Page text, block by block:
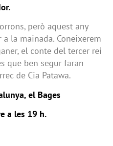
però aquest any
la mainada. Coneixerem
el conte del tercer rei
que ben segur faran
de Cia Patawa.
el Bages
a les 19 h.